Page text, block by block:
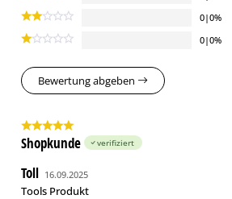
0|0%
0|0%
Bewertung abgeben
Shopkunde verifiziert
Toll 16.09.2025
Tools Produkt